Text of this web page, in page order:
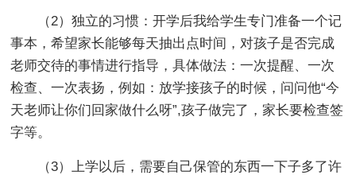
（2）独立的习惯：开学后我给学生专门准备一个记
事本，希望家长能够每天抽出点时间，对孩子是否完成
老师交待的事情进行指导，具体做法：一次提醒、一次
检查、一次表扬，例如：放学接孩子的时候，问问他“今
天老师让你们回家做什么呀”,孩子做完了，家长要检查签
字等。
（3）上学以后，需要自己保管的东西一下子多了许